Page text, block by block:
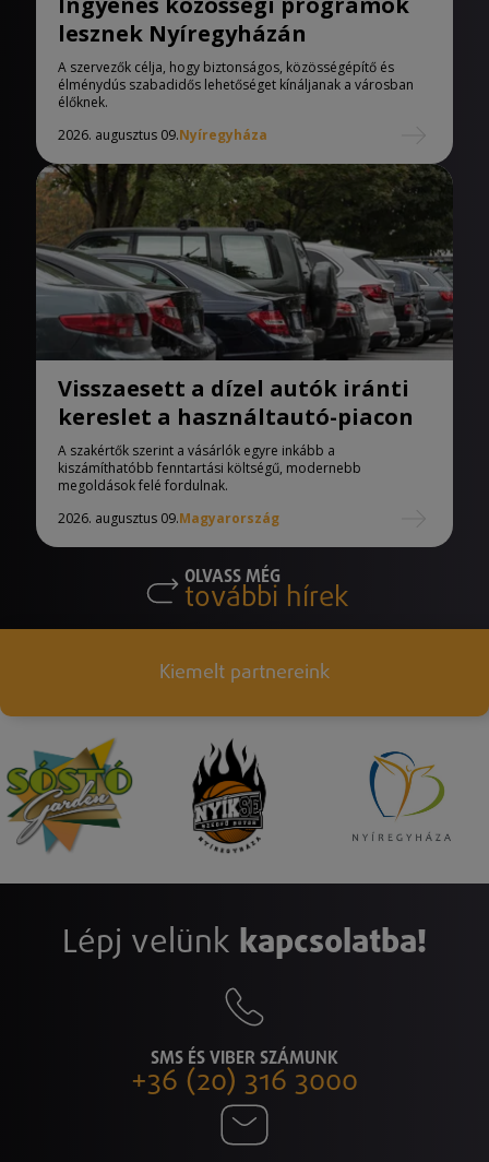
lesznek Nyíregyházán
A szervezők célja, hogy biztonságos, közösségépítő és
élménydús szabadidős lehetőséget kínáljanak a városban
élőknek.
2026. augusztus 09.Nyíregyháza
Visszaesett a dízel autók iránti
kereslet a használtautó-piacon
A szakértők szerint a vásárlók egyre inkább a
kiszámíthatóbb fenntartási költségű, modernebb
megoldások felé fordulnak.
2026. augusztus 09.Magyarország
OLVASS MÉG
további hírek
Kiemelt partnereink
Lépj velünk kapcsolatba!
SMS ÉS VIBER SZÁMUNK
+36 (20) 316 3000